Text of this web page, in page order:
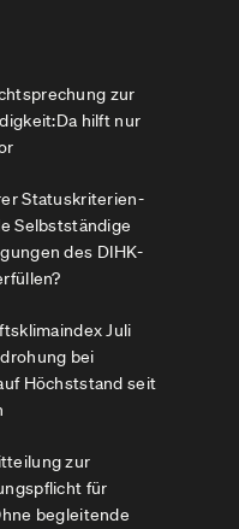
zur
hilft nur
Statuskriterien-
Selbstständige
des DIHK-
Juli
bei
Höchststand seit
zur
für
begleitende